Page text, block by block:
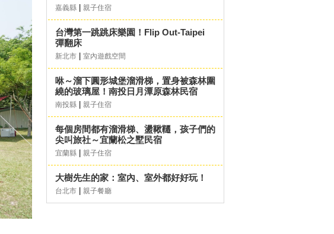
嘉義縣 親子住宿
台灣第一跳跳床樂園！Flip Out-Taipei
彈翻床
新北市 室內遊戲空間
咻～溜下圓形城堡溜滑梯，置身被森林圍
繞的玻璃屋！南投日月潭原森林民宿
南投縣 親子住宿
每個房間都有溜滑梯、盪鞦韆，孩子們的
尖叫旅社～宜蘭松之墅民宿
宜蘭縣 親子住宿
大樹先生的家：室內、室外都好好玩！
台北市 親子餐廳